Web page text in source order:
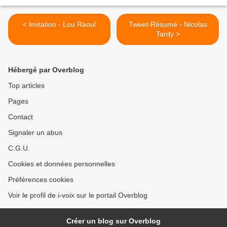
< Imitation - Lou Raoul
Tweet-Résumé - Nicolas
Tardy >
Hébergé par Overblog
Top articles
Pages
Contact
Signaler un abus
C.G.U.
Cookies et données personnelles
Préférences cookies
Voir le profil de i-voix sur le portail Overblog
Créer un blog sur Overblog